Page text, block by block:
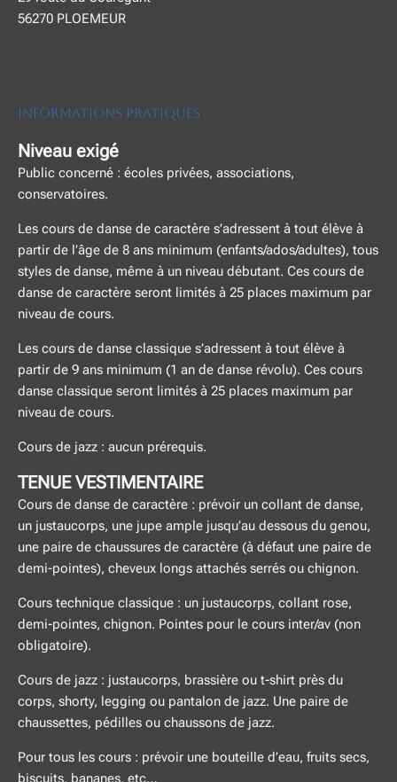
56270 PLOEMEUR
INFORMATIONS PRATIQUES
Niveau exigé
Public concerné : écoles privées, associations,
conservatoires.
Les cours de danse de caractère s’adressent à tout élève à
partir de l’âge de 8 ans minimum (enfants/ados/adultes), tous
styles de danse, même à un niveau débutant. Ces cours de
danse de caractère seront limités à 25 places maximum par
niveau de cours.
Les cours de danse classique s’adressent à tout élève à
partir de 9 ans minimum (1 an de danse révolu). Ces cours
danse classique seront limités à 25 places maximum par
niveau de cours.
Cours de jazz : aucun prérequis.
TENUE VESTIMENTAIRE
Cours de danse de caractère : prévoir un collant de danse,
un justaucorps, une jupe ample jusqu’au dessous du genou,
une paire de chaussures de caractère (à défaut une paire de
demi-pointes), cheveux longs attachés serrés ou chignon.
Cours technique classique : un justaucorps, collant rose,
demi-pointes, chignon. Pointes pour le cours inter/av (non
obligatoire).
Cours de jazz : justaucorps, brassière ou t-shirt près du
corps, shorty, legging ou pantalon de jazz. Une paire de
chaussettes, pédilles ou chaussons de jazz.
Pour tous les cours : prévoir une bouteille d’eau, fruits secs,
biscuits, bananes, etc…